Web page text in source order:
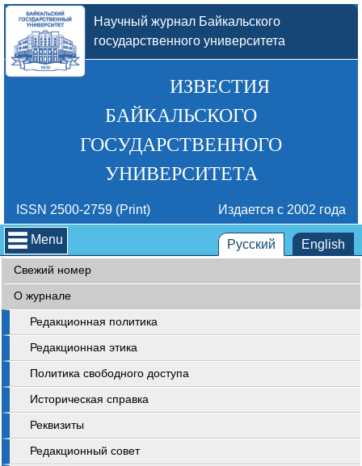
Научный журнал Байкальского
государственного университета
ИЗВЕСТИЯ
БАЙКАЛЬСКОГО
ГОСУДАРСТВЕННОГО
УНИВЕРСИТЕТА
ISSN 2500-2759 (Print) Издается с 2002 года
Menu Русский English
Свежий номер
О журнале
Редакционная политика
Редакционная этика
Политика свободного доступа
Историческая справка
Реквизиты
Редакционный совет